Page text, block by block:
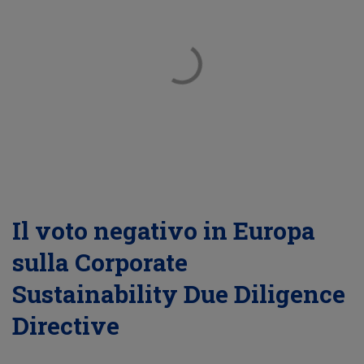
Il voto negativo in Europa
sulla Corporate
Sustainability Due Diligence
Directive